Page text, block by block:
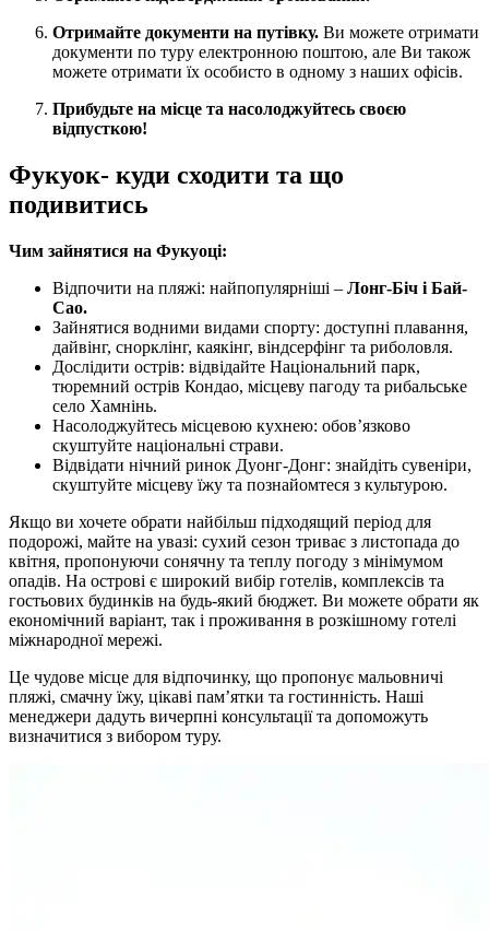
Отримайте документи на путівку. Ви можете отримати
документи по туру електронною поштою, але Ви також
можете отримати їх особисто в одному з наших офісів.
Прибудьте на місце та насолоджуйтесь своєю
відпусткою!
Фукуок- куди сходити та що
подивитись
Чим зайнятися на Фукуоці:
Відпочити на пляжі: найпопулярніші – Лонг-Біч і Бай-
Сао.
Зайнятися водними видами спорту: доступні плавання,
дайвінг, снорклінг, каякінг, віндсерфінг та риболовля.
Дослідити острів: відвідайте Національний парк,
тюремний острів Кондао, місцеву пагоду та рибальське
село Хамнінь.
Насолоджуйтесь місцевою кухнею: обов’язково
скуштуйте національні страви.
Відвідати нічний ринок Дуонг-Донг: знайдіть сувеніри,
скуштуйте місцеву їжу та познайомтеся з культурою.
Якщо ви хочете обрати найбільш підходящий період для
подорожі, майте на увазі: сухий сезон триває з листопада до
квітня, пропонуючи сонячну та теплу погоду з мінімумом
опадів. На острові є широкий вибір готелів, комплексів та
гостьових будинків на будь-який бюджет. Ви можете обрати як
економічний варіант, так і проживання в розкішному готелі
міжнародної мережі.
Це чудове місце для відпочинку, що пропонує мальовничі
пляжі, смачну їжу, цікаві пам’ятки та гостинність. Наші
менеджери дадуть вичерпні консультації та допоможуть
визначитися з вибором туру.